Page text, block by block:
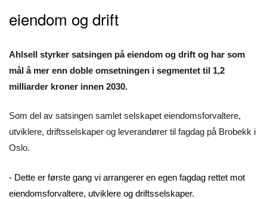
eiendom og drift
Ahlsell styrker satsingen på eiendom og drift og har som
mål å mer enn doble omsetningen i segmentet til 1,2
milliarder kroner innen 2030.
Som del av satsingen samlet selskapet eiendomsforvaltere,
utviklere, driftsselskaper og leverandører til fagdag på Brobekk i
Oslo.
- Dette er første gang vi arrangerer en egen fagdag rettet mot
eiendomsforvaltere, utviklere og driftsselskaper.